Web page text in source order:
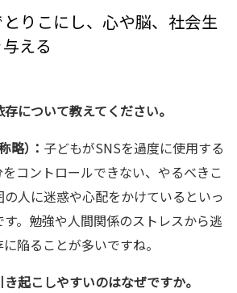
りこにし、心や脳、社会生
える
について教えてください。
略）： 子どもがSNSを過度に使用する
コントロールできない、やるべきこ
人に迷惑や心配をかけているといっ
。勉強や人間関係のストレスから逃
陥ることが多いですね。
起こしやすいのはなぜですか。